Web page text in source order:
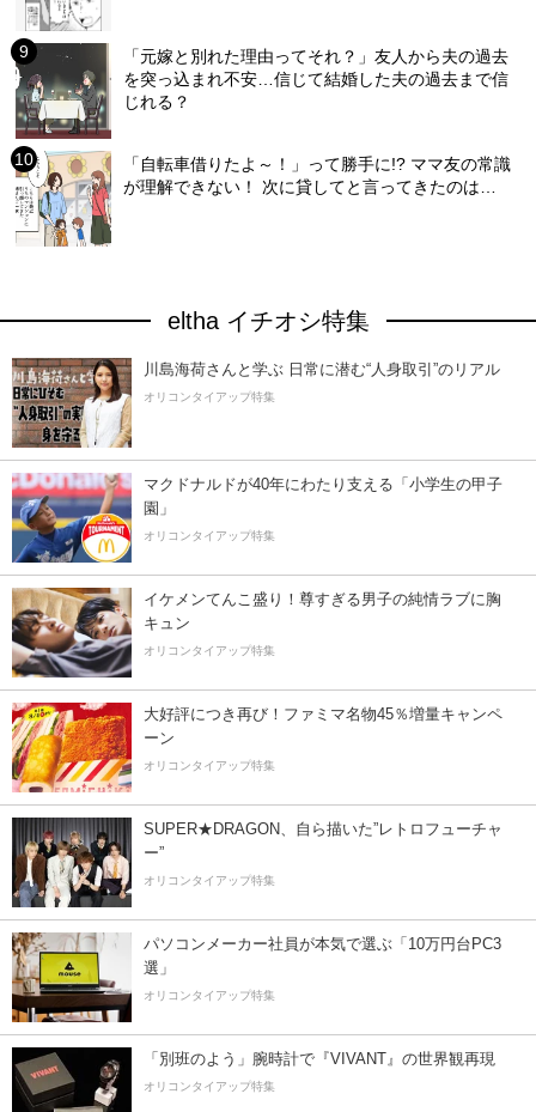
「元嫁と別れた理由ってそれ？」友人から夫の過去
を突っ込まれ不安…信じて結婚した夫の過去まで信
じれる？
「自転車借りたよ～！」って勝手に!? ママ友の常識
が理解できない！ 次に貸してと言ってきたのは…
eltha イチオシ特集
川島海荷さんと学ぶ 日常に潜む“人身取引”のリアル
オリコンタイアップ特集
マクドナルドが40年にわたり支える「小学生の甲子
園」
オリコンタイアップ特集
イケメンてんこ盛り！尊すぎる男子の純情ラブに胸
キュン
オリコンタイアップ特集
大好評につき再び！ファミマ名物45％増量キャンペ
ーン
オリコンタイアップ特集
SUPER★DRAGON、自ら描いた”レトロフューチャ
ー”
オリコンタイアップ特集
パソコンメーカー社員が本気で選ぶ「10万円台PC3
選」
オリコンタイアップ特集
「別班のよう」腕時計で『VIVANT』の世界観再現
オリコンタイアップ特集